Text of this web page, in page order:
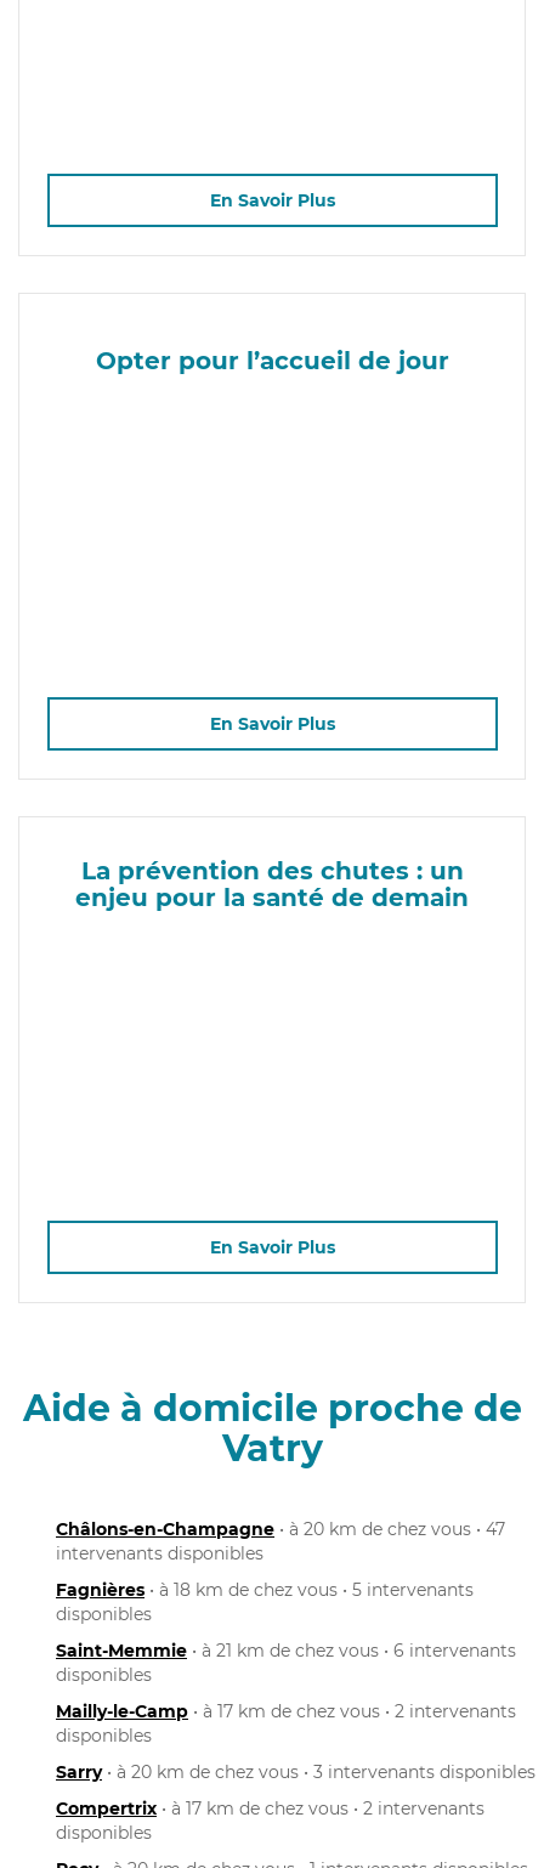
En Savoir Plus
Opter pour l’accueil de jour
En Savoir Plus
La prévention des chutes : un
enjeu pour la santé de demain
En Savoir Plus
Aide à domicile proche de
Vatry
Châlons-en-Champagne • à 20 km de chez vous • 47
intervenants disponibles
Fagnières • à 18 km de chez vous • 5 intervenants
disponibles
Saint-Memmie • à 21 km de chez vous • 6 intervenants
disponibles
Mailly-le-Camp • à 17 km de chez vous • 2 intervenants
disponibles
Sarry• à 20 km de chez vous • 3 intervenants disponibles
Compertrix • à 17 km de chez vous • 2 intervenants
disponibles